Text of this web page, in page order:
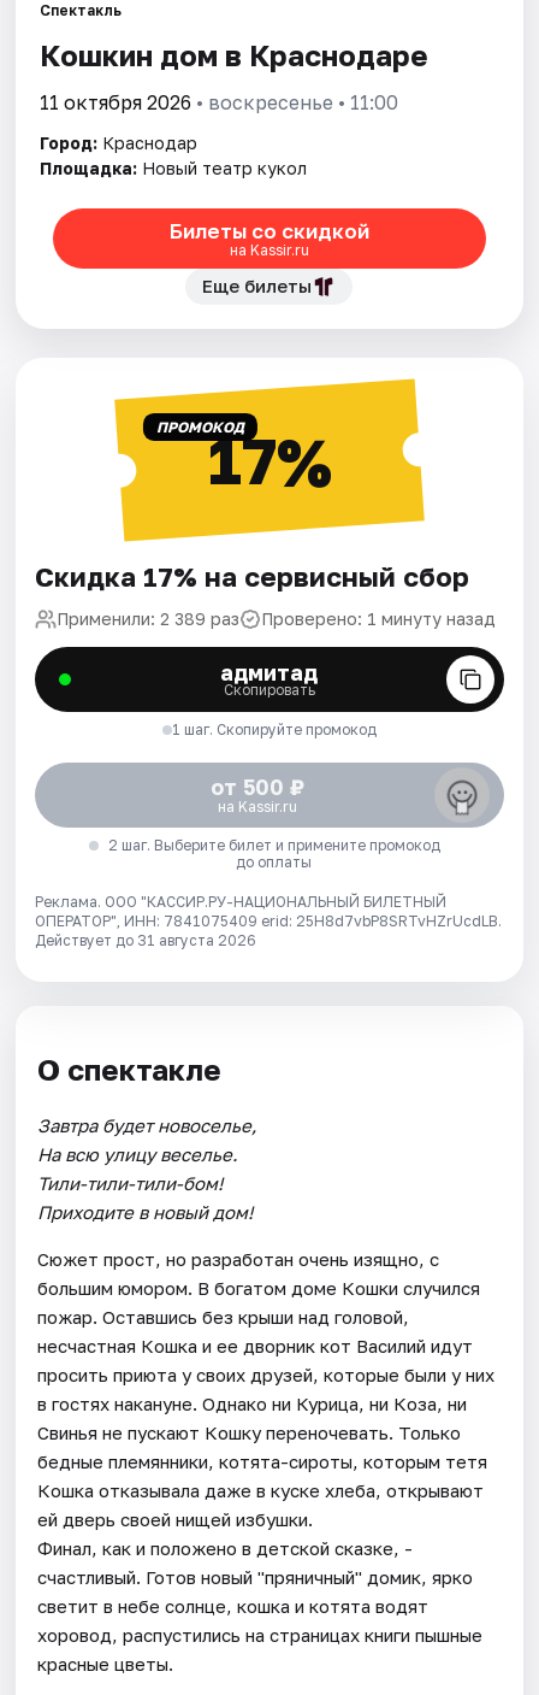
Спектакль
Кошкин дом в Краснодаре
11 октября 2026 • воскресенье • 11:00
Город: Краснодар
Площадка: Новый театр кукол
Билеты со скидкой
на Kassir.ru
Еще билеты
ПРОМОКОД17%
Скидка 17% на сервисный сбор
Применили: 2 389 раз Проверено: 1 минуту назад
адмитад
Скопировать
1 шаг. Скопируйте промокод
от 500 ₽
на Kassir.ru
2 шаг. Выберите билет и примените промокод
до оплаты
Реклама. ООО "КАССИР.РУ-НАЦИОНАЛЬНЫЙ БИЛЕТНЫЙ
ОПЕРАТОР", ИНН: 7841075409 erid: 25H8d7vbP8SRTvHZrUcdLB.
Действует до 31 августа 2026
О спектакле
Завтра будет новоселье,
На всю улицу веселье.
Тили-тили-тили-бом!
Приходите в новый дом!
Сюжет прост, но разработан очень изящно, с
большим юмором. В богатом доме Кошки случился
пожар. Оставшись без крыши над головой,
несчастная Кошка и ее дворник кот Василий идут
просить приюта у своих друзей, которые были у них
в гостях накануне. Однако ни Курица, ни Коза, ни
Свинья не пускают Кошку переночевать. Только
бедные племянники, котята-сироты, которым тетя
Кошка отказывала даже в куске хлеба, открывают
ей дверь своей нищей избушки.
Финал, как и положено в детской сказке, -
счастливый. Готов новый "пряничный" домик, ярко
светит в небе солнце, кошка и котята водят
хоровод, распустились на страницах книги пышные
красные цветы.